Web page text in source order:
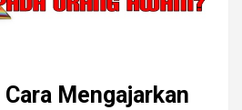
Cara Mengajarkan